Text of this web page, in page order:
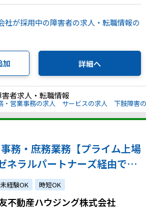
社が採用中の障害者の求人・転職情報の
加 詳細へ
者求人・転職情報
・営業事務の求人 サービスの求人 下肢障害
事務・庶務業務【プライム上場
ネラルパートナーズ経由での
未経験の方も歓迎！特別な
経験OK 時短OK
不動産ハウジング株式会社